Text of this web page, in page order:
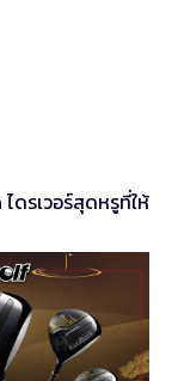
ดรเวอร์สุดหรูที่ให้